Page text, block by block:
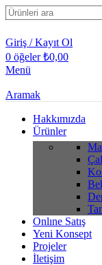
Giriş / Kayıt Ol
0 öğeler ₺0,00
Menü
Aramak
Hakkımızda
Ürünler
Onlıne Satış
Yeni Konsept
Projeler
İletişim